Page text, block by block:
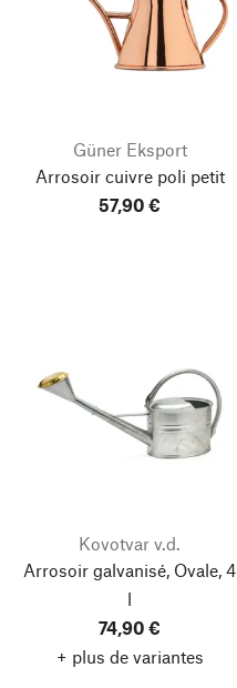
Güner Eksport
Arrosoir cuivre poli petit
57,90 €
Kovotvar v.d.
Arrosoir galvanisé, Ovale, 4
l
74,90 €
+ plus de variantes